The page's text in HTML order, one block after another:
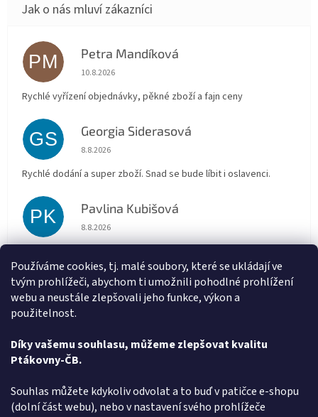
Používáme cookies, tj. malé soubory, které se ukládají ve
tvým prohlížeči, abychom ti umožnili pohodlné prohlížení
webu a neustále zlepšovali jeho funkce, výkon a
použitelnost.
Díky vašemu souhlasu, můžeme zlepšovat kvalitu
Ptákovny-ČB.
Souhlas můžete kdykoliv odvolat a to buď v patičce e-shopu
(dolní část webu), nebo v nastavení svého prohlížeče
PM Petra Mandíková
Hodnocení obchodu je 5 z 5 hvězdiček.
10.8.2026
Rychlé vyřízení objednávky, pěkné zboží a fajn ceny
GS Georgia Siderasová
Hodnocení obchodu je 5 z 5 hvězdiček.
8.8.2026
Rychlé dodání a super zboží. Snad se bude líbit i oslavenci.
PK Pavlina Kubišová
Hodnocení obchodu je 5 z 5 hvězdiček.
8.8.2026
MS Marta Sládková
Hodnocení obchodu je 5 z 5 hvězdiček.
6.8.2026
Způsob ověřování recenzí